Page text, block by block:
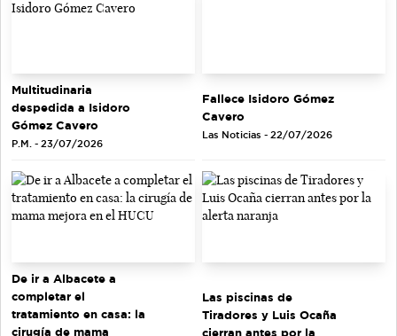
Multitudinaria
despedida a Isidoro
Gómez Cavero
P.M. - 23/07/2026
Fallece Isidoro Gómez
Cavero
Las Noticias - 22/07/2026
De ir a Albacete a
completar el
tratamiento en casa: la
cirugía de mama
Las piscinas de
Tiradores y Luis Ocaña
cierran antes por la